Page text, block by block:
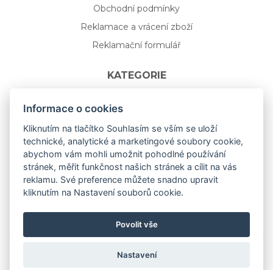
Obchodní podmínky
Reklamace a vrácení zboží
Reklamační formulář
KATEGORIE
Nápojové sklo
Bydlení
Dárkový poukaz na míru
Mystery box
Kolekce
NOVÁ rozkvetlá KOLEKCE 🌸🌼
aceit.czAll Right Reserved.
Informace o cookies
Kliknutím na tlačítko Souhlasím se vším se uloží
technické, analytické a marketingové soubory cookie,
abychom vám mohli umožnit pohodlné používání
stránek, měřit funkčnost našich stránek a cílit na vás
reklamu. Své preference můžete snadno upravit
kliknutím na Nastavení souborů cookie.
Povolit vše
Nastavení